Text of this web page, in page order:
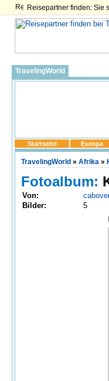
Reisepartner finden: Sie
TravelingWorld
Startseite Europa
TravelingWorld » Afrika »
Fotoalbum:
Von:
Bilder:
5